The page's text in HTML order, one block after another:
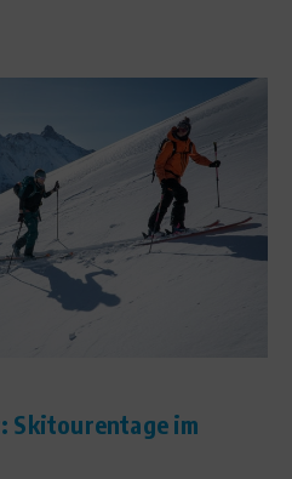
Skitourentage im